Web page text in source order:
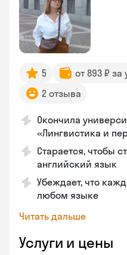
5 от 893 ₽ за
2 отзыва
Окончила
«Лингвистика и
Старается, чтобы
английский язык
Убеждает, что
любом языке
Читать дальше
Услуги и цены